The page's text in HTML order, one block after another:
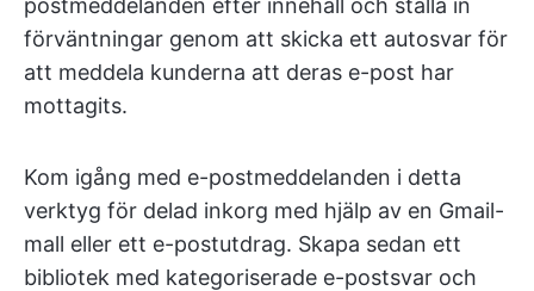
postmeddelanden efter innehåll och ställa in
förväntningar genom att skicka ett autosvar för
att meddela kunderna att deras e-post har
mottagits.
Kom igång med e-postmeddelanden i detta
verktyg för delad inkorg med hjälp av en Gmail-
mall eller ett e-postutdrag. Skapa sedan ett
bibliotek med kategoriserade e-postsvar och